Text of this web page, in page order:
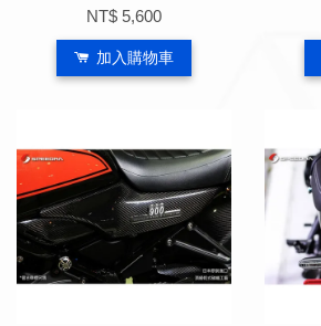
NT$ 5,600
加入購物車